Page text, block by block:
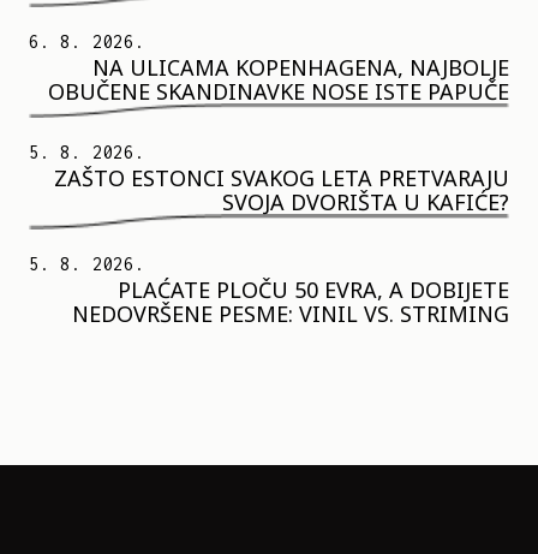
6. 8. 2026.
NA ULICAMA KOPENHAGENA, NAJBOLJE
OBUČENE SKANDINAVKE NOSE ISTE PAPUČE
5. 8. 2026.
ZAŠTO ESTONCI SVAKOG LETA PRETVARAJU
SVOJA DVORIŠTA U KAFIĆE?
5. 8. 2026.
PLAĆATE PLOČU 50 EVRA, A DOBIJETE
NEDOVRŠENE PESME: VINIL VS. STRIMING